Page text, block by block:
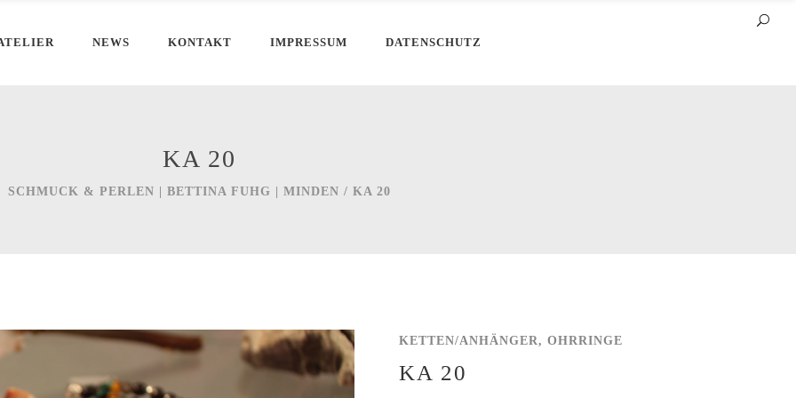
NEWS KONTAKT IMPRESSUM DATENSCHUTZ
KA 20
SCHMUCK & PERLEN | BETTINA FUHG | MINDEN / KA 20
KETTEN/ANHÄNGER, OHRRINGE
KA 20